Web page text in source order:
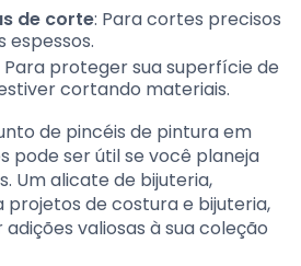
de corte: Para cortes precisos
espessos.
Para proteger sua superfície de
cortando materiais.
de pincéis de pintura em
pode ser útil se você planeja
Um alicate de bijuteria,
projetos de costura e bijuteria,
valiosas à sua coleção